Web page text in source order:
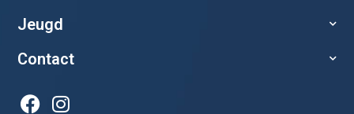
Jeugd
Contact